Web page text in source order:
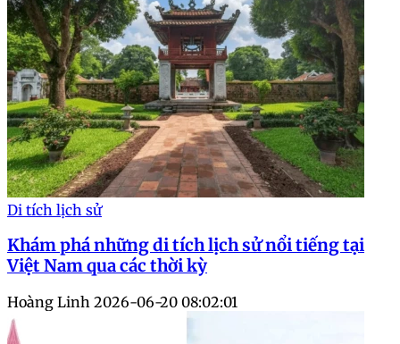
Di tích lịch sử
Khám phá những di tích lịch sử nổi tiếng tại
Việt Nam qua các thời kỳ
Hoàng Linh 2026-06-20 08:02:01